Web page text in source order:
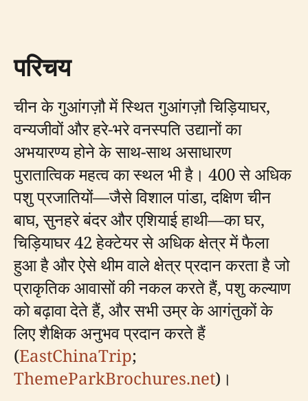
परिचय
चीन के गुआंगज़ौ में स्थित गुआंगज़ौ चिड़ियाघर,
वन्यजीवों और हरे-भरे वनस्पति उद्यानों का
अभयारण्य होने के साथ-साथ असाधारण
पुरातात्विक महत्व का स्थल भी है। 400 से अधिक
पशु प्रजातियों—जैसे विशाल पांडा, दक्षिण चीन
बाघ, सुनहरे बंदर और एशियाई हाथी—का घर,
चिड़ियाघर 42 हेक्टेयर से अधिक क्षेत्र में फैला
हुआ है और ऐसे थीम वाले क्षेत्र प्रदान करता है जो
प्राकृतिक आवासों की नकल करते हैं, पशु कल्याण
को बढ़ावा देते हैं, और सभी उम्र के आगंतुकों के
लिए शैक्षिक अनुभव प्रदान करते हैं
(EastChinaTrip;
ThemeParkBrochures.net)।